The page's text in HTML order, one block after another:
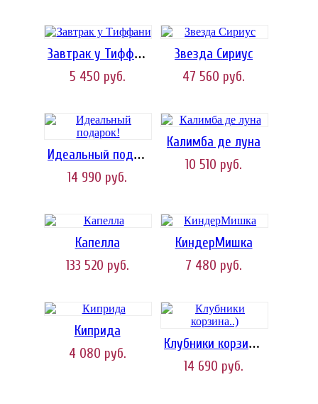
Завтрак у Тиффани
5 450 руб.
Звезда Сириус
47 560 руб.
Идеальный подарок!
14 990 руб.
Калимба де луна
10 510 руб.
Капелла
133 520 руб.
КиндерМишка
7 480 руб.
Киприда
4 080 руб.
Клубники корзина..)
14 690 руб.